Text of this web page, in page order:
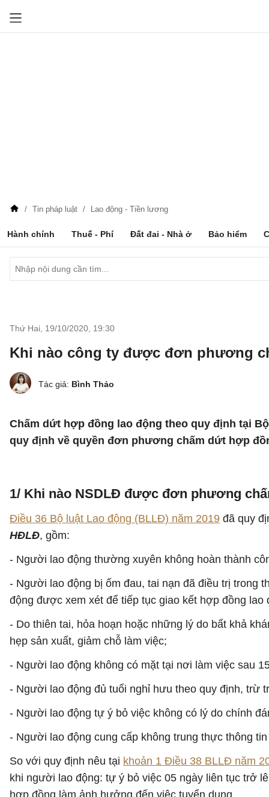
Tin pháp luật Lao động - Tiền lương
Hành chính Thuế - Phí Đất đai - Nhà ở Bảo hiểm
Thứ Hai, 19/10/2020 19:30
Khi nào công ty được đơn phương
Tác giả: Bình Thảo
Chấm dứt hợp đồng lao động theo quy định tại
quy định về quyền đơn phương chấm dứt hợp
1/ Khi nào NSDLĐ được đơn phương
Điều 36 Bộ luật Lao động (BLLĐ) năm 2019 đã quy
HĐLĐ, gồm:
- Người lao động thường xuyên không hoàn thành
- Người lao động bị ốm đau, tai nạn đã điều trị trong
động được xem xét để tiếp tục giao kết hợp đồng lao
- Do thiên tai, hỏa hoạn hoặc những lý do bất khả
hẹp sản xuất, giảm chỗ làm việc;
- Người lao động không có mặt tại nơi làm việc sau
- Người lao động đủ tuổi nghỉ hưu theo quy định, trừ
- Người lao động tự ý bỏ việc không có lý do chính
- Người lao động cung cấp không trung thực thông
So với quy định nêu tại khoản 1 Điều 38 BLLĐ năm
khi người lao động: tự ý bỏ việc 05 ngày liên tục trở
hợp đồng làm ảnh hưởng đến việc tuyển dụng.